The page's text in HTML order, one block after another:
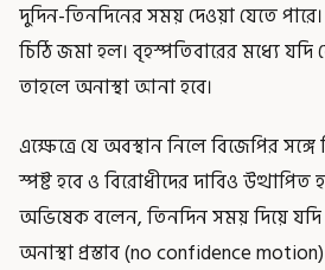
দুদিন-তিনদিনের সময় দেওয়া যেতে
চিঠি জমা হল। বৃহস্পতিবারের মধ্যে
তাহলে অনাস্থা আনা হবে।
এক্ষেত্রে যে অবস্থান নিলে বিজেপির
স্পষ্ট হবে ও বিরোধীদের দাবিও উত্থাপিত
অভিষেক বলেন, তিনদিন সময় দিয়ে যদি
অনাস্থা প্রস্তাব (no confidence